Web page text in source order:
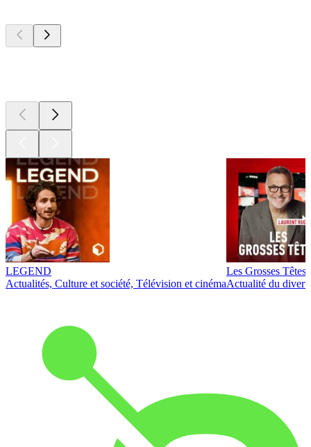
LEGEND
Actualités, Culture et société, Télévision et cinéma
Les Grosses Têtes
Actualité du